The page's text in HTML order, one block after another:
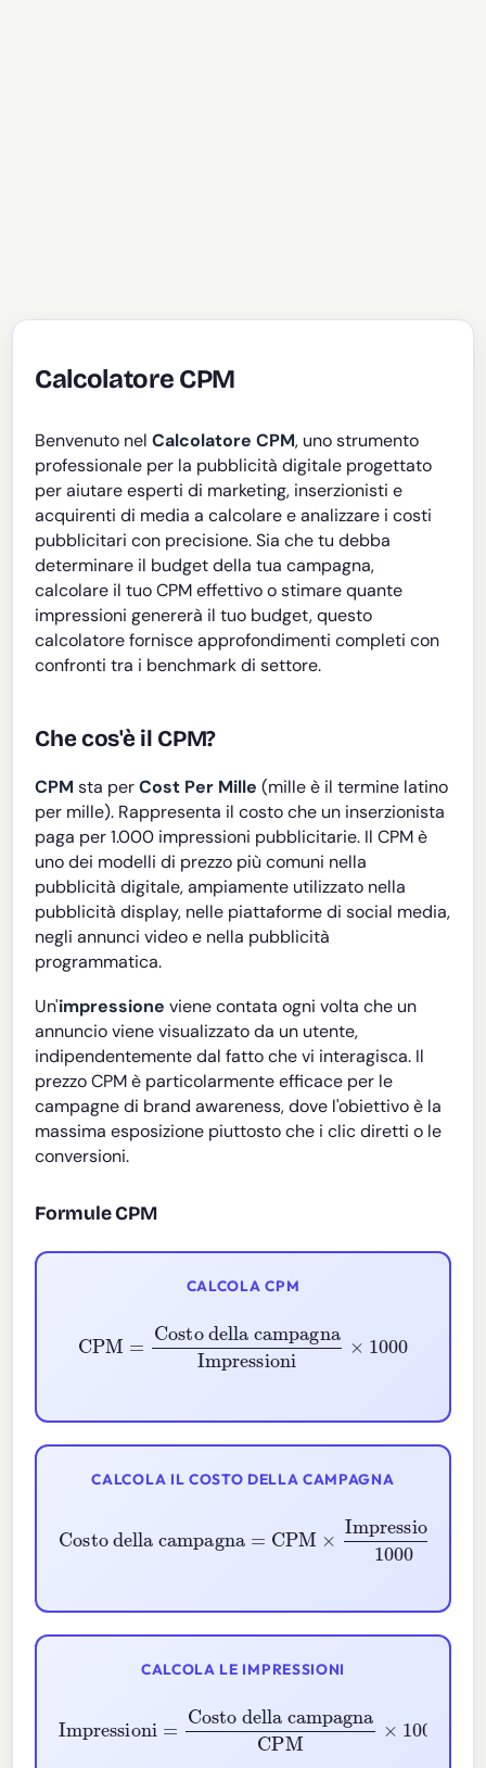
Calcolatore CPM
Benvenuto nelCalcolatore CPM, uno strumento
professionale per la pubblicità digitale progettato
per aiutare esperti di marketing, inserzionisti e
acquirenti di media a calcolare e analizzare i costi
pubblicitari con precisione. Sia che tu debba
determinare il budget della tua campagna,
calcolare il tuo CPM effettivo o stimare quante
impressioni genererà il tuo budget, questo
calcolatore fornisce approfondimenti completi con
confronti tra i benchmark di settore.
Che cos'è il CPM?
CPM sta perCost Per Mille (mille è il termine latino
per mille). Rappresenta il costo che un inserzionista
paga per 1.000 impressioni pubblicitarie. Il CPM è
uno dei modelli di prezzo più comuni nella
pubblicità digitale, ampiamente utilizzato nella
pubblicità display, nelle piattaforme di social media,
negli annunci video e nella pubblicità
programmatica.
Un'impressione viene contata ogni volta che un
annuncio viene visualizzato da un utente,
indipendentemente dal fatto che vi interagisca. Il
prezzo CPM è particolarmente efficace per le
campagne di brand awareness, dove l'obiettivo è la
massima esposizione piuttosto che i clic diretti o le
conversioni.
Formule CPM
CALCOLA CPM
CPM =
Costo della campagnaImpressioni×1000
CALCOLA IL COSTO DELLA CAMPAGNA
Impressioni1000
CALCOLA LE IMPRESSIONI
Impressioni =
Costo della campagna CPM ×1000